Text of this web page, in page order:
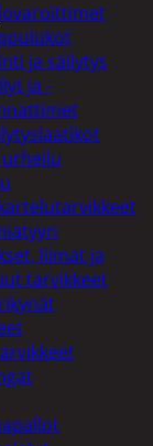
ja säilytys
ja -
urheilu
liimat ja
tarvikkeet